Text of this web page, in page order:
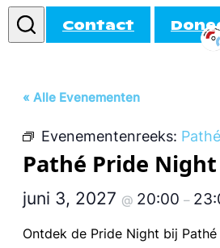
Contact
Activiteiten
Agenda
« Alle Evenementen
Evenementenreeks:
Pathé Pride Night
juni 3, 2027 @ 20:00 –
Ontdek de Pride Night bij Pathé